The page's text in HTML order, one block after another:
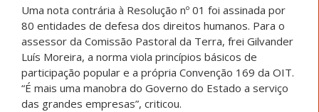
Uma nota contrária à Resolução nº 01 foi assinada por
80 entidades de defesa dos direitos humanos. Para o
assessor da Comissão Pastoral da Terra, frei Gilvander
Luís Moreira, a norma viola princípios básicos de
participação popular e a própria Convenção 169 da OIT.
“É mais uma manobra do Governo do Estado a serviço
das grandes empresas”, criticou.